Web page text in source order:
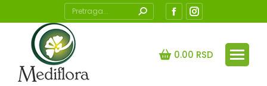
Search:
Facebook
in
opens
in
0.00 RSD